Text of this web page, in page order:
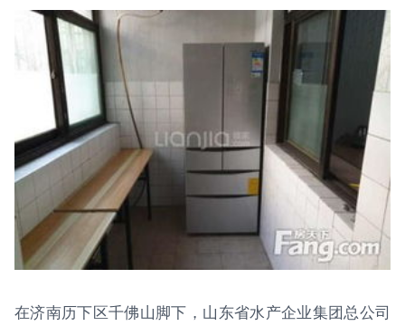
在济南历下区千佛山脚下，山东省水产企业集团总公司